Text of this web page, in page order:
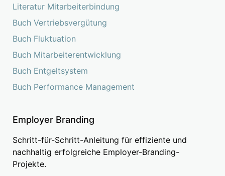
Literatur Mitarbeiterbindung
Buch Vertriebsvergütung
Buch Fluktuation
Buch Mitarbeiterentwicklung
Buch Entgeltsystem
Buch Performance Management
Employer Branding
Schritt-für-Schritt-Anleitung für effiziente und
nachhaltig erfolgreiche Employer-Branding-
Projekte.